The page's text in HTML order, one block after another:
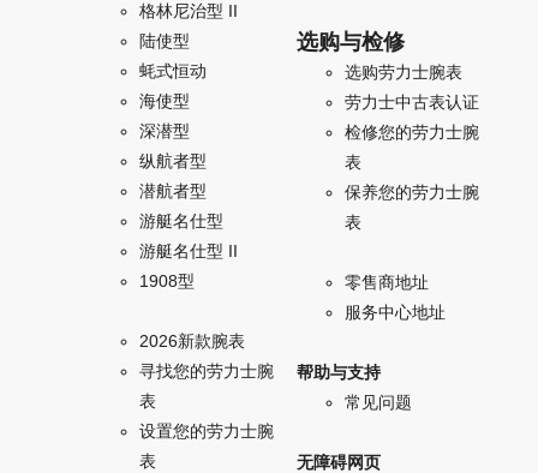
格林尼治型 II
陆使型
蚝式恒动
海使型
深潜型
纵航者型
潜航者型
游艇名仕型
游艇名仕型 II
1908型
2026新款腕表
寻找您的劳力士腕
表
设置您的劳力士腕
表
选购与检修
选购劳力士腕表
劳力士中古表认证
检修您的劳力士腕
表
保养您的劳力士腕
表
零售商地址
服务中心地址
帮助与支持
常见问题
无障碍网页